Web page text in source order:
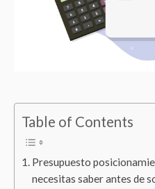
Table of Contents
Presupuesto
necesitas saber antes de